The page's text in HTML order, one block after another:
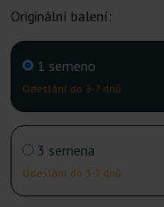
Originální balení:
1 semeno
Odeslání do 3-7 dnů
3 semena
Odeslání do 3-7 dnů